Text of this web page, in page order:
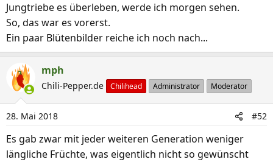
Jungtriebe es überleben, werde ich morgen sehen.
So, das war es vorerst.
Ein paar Blütenbilder reiche ich noch nach...
mph
Chili-Pepper.de Chilihead Administrator Moderator
28. Mai 2018 #52
Es gab zwar mit jeder weiteren Generation weniger
längliche Früchte, was eigentlich nicht so gewünscht